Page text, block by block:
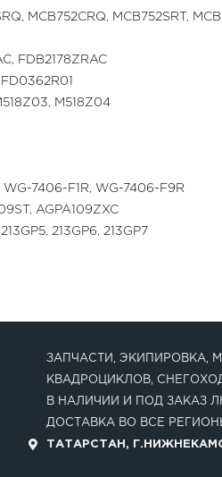
MCB752CRQ, MCB752SRT,
FDB2178ZRAC
M518Z04
7406-F1R, WG-7406-F9R
AGPA109ZXC
213GP6, 213GP7
ЗАПЧАСТИ, ЭКИПИРОВКА,
КВАДРОЦИКЛОВ,
В НАЛИЧИИ И ПОД ЗАКАЗ
ДОСТАВКА ВО ВСЕ
ТАТАРСТАН,